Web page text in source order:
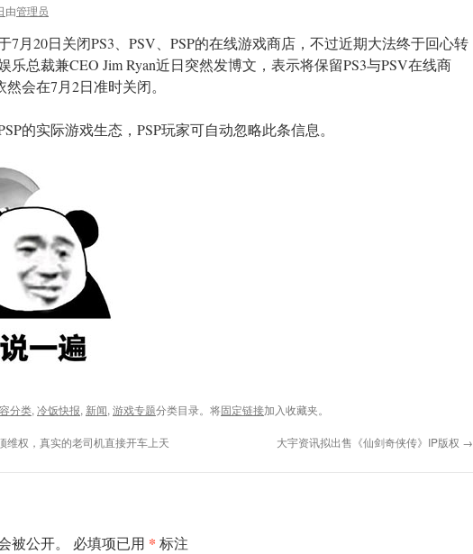
由管理员
7月20日关闭PS3、PSV、PSP的在线游戏商店，不过近期大法终于回心转
乐总裁兼CEO Jim Ryan近日突然发博文，表示将保留PS3与PSV在线商
然会在7月2日准时关闭。
的实际游戏生态，PSP玩家可自动忽略此条信息。
分类, 冷饭快报, 新闻, 游戏专题分类目录。将固定链接加入收藏夹。
维权，真实的老司机直接开车上天 大宇资讯拟出售《仙剑奇侠传》IP版权 →
被公开。 必填项已用 * 标注